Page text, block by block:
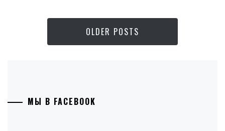
OLDER POSTS
МЫ В FACEBOOK